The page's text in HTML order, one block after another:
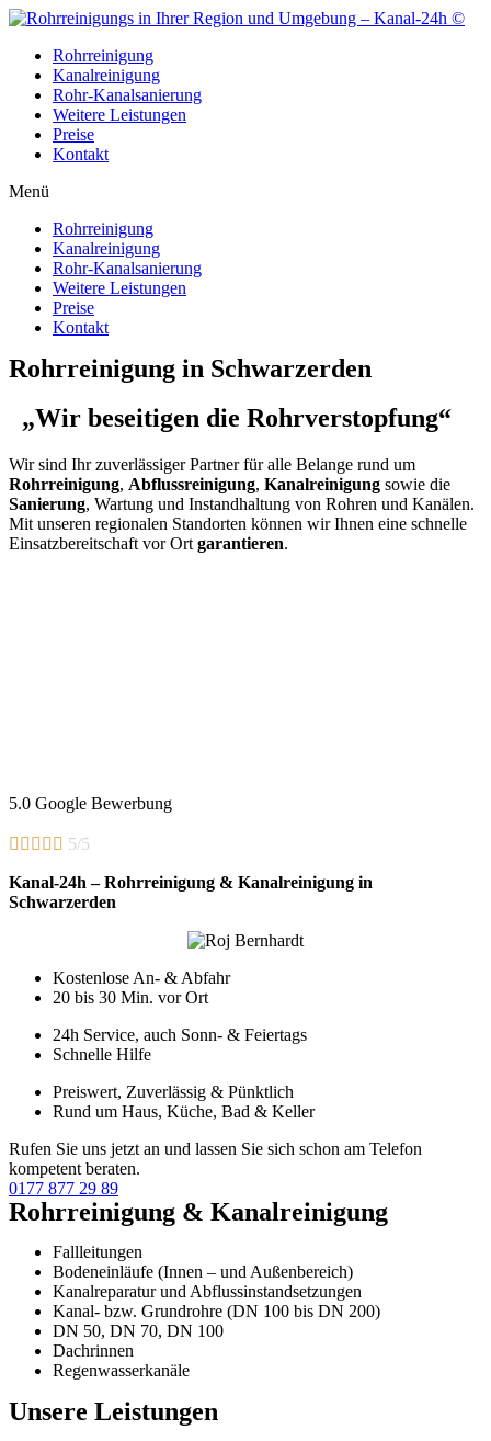
Zum
wechselnRohrreinigung
Kanalreinigung
Rohr-Kanalsanierung
Weitere Leistungen
Preise
Kontakt
Menü
Rohrreinigung
Kanalreinigung
Rohr-Kanalsanierung
Weitere Leistungen
Preise
Kontakt
Rohrreinigung in Schwarzerden
„Wir beseitigen die Rohrverstopfung“
Wir sind Ihr zuverlässiger Partner für alle Belange rund um
Rohrreinigung, Abflussreinigung, Kanalreinigung sowie die
Sanierung, Wartung und Instandhaltung von Rohren und Kanälen.
Mit unseren regionalen Standorten können wir Ihnen eine schnelle
Einsatzbereitschaft vor Ort garantieren.
5.0 Google Bewerbung
     5/5
Kanal-24h – Rohrreinigung & Kanalreinigung in
Schwarzerden
Kostenlose An- & Abfahr
20 bis 30 Min. vor Ort
24h Service, auch Sonn- & Feiertags
Schnelle Hilfe
Preiswert, Zuverlässig & Pünktlich
Rund um Haus, Küche, Bad & Keller
Rufen Sie uns jetzt an und lassen Sie sich schon am Telefon
kompetent beraten.
0177 877 29 89
Rohrreinigung & Kanalreinigung
Fallleitungen
Bodeneinläufe (Innen – und Außenbereich)
Kanalreparatur und Abflussinstandsetzungen
Kanal- bzw. Grundrohre (DN 100 bis DN 200)
DN 50, DN 70, DN 100
Dachrinnen
Regenwasserkanäle
Unsere Leistungen